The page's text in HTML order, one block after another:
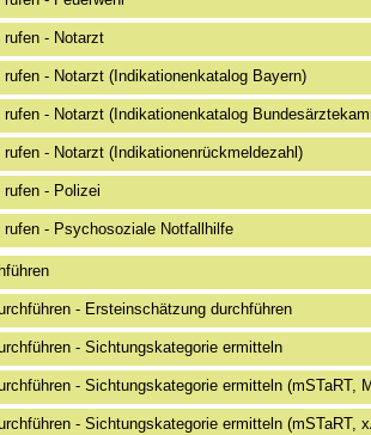
rufen - Notarzt
rufen - Notarzt (Indikationenkatalog Bayern)
rufen - Notarzt (Indikationenkatalog
rufen - Notarzt (Indikationenrückmeldezahl)
rufen - Polizei
rufen - Psychosoziale Notfallhilfe
- Ersteinschätzung durchführen
- Sichtungskategorie ermitteln
- Sichtungskategorie ermitteln (mSTaRT,
- Sichtungskategorie ermitteln (mSTaRT,